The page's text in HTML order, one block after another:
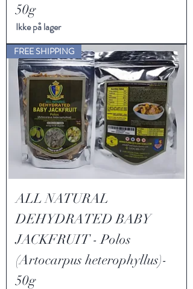
50g
Ikke på lager
FREE SHIPPING
ALL NATURAL
DEHYDRATED BABY
JACKFRUIT - Polos
(Artocarpus heterophyllus)-
50g